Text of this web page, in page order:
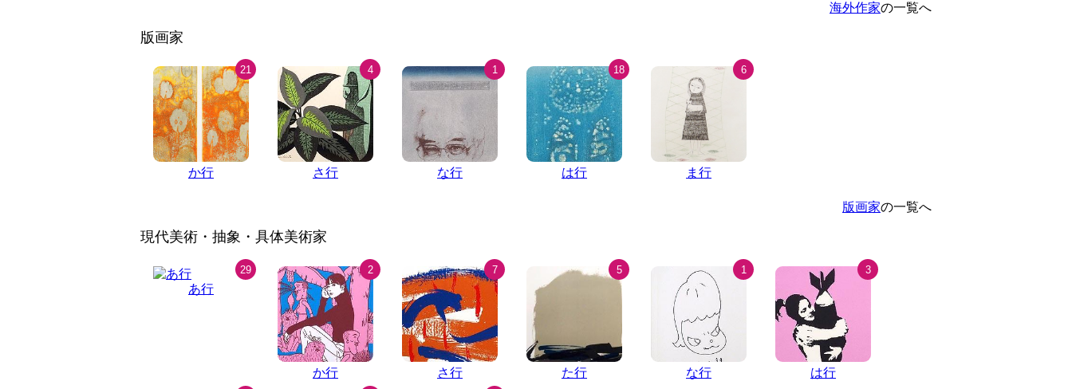
海外作家の一覧へ
版画家
21
か行
4
さ行
1
な行
18
は行
6
ま行
版画家の一覧へ
現代美術・抽象・具体美術家
29
あ行
2
か行
7
さ行
5
た行
1
な行
3
は行